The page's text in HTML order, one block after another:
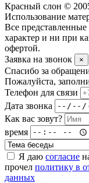
Красный слон ©
Использование
Все
характер и ни при
офертой.
Заявка на звонок
×
Спасибо за
Пожалуйста,
Телефон для связи
Дата звонка
Как вас зовут?
время
Я даю согласие
прочел политику в
данных